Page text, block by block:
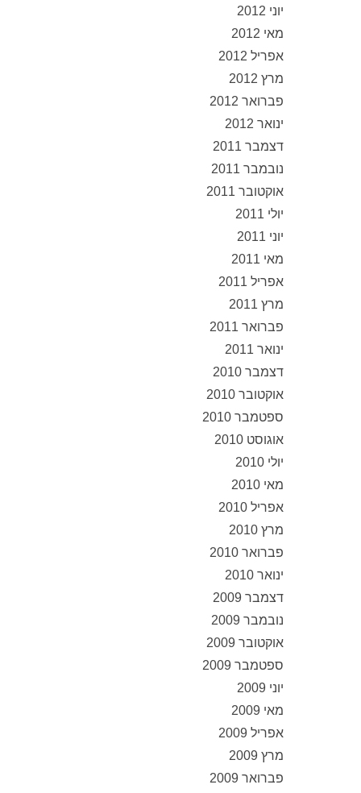
יוני 2012
מאי 2012
אפריל 2012
מרץ 2012
פברואר 2012
ינואר 2012
דצמבר 2011
נובמבר 2011
אוקטובר 2011
יולי 2011
יוני 2011
מאי 2011
אפריל 2011
מרץ 2011
פברואר 2011
ינואר 2011
דצמבר 2010
אוקטובר 2010
ספטמבר 2010
אוגוסט 2010
יולי 2010
מאי 2010
אפריל 2010
מרץ 2010
פברואר 2010
ינואר 2010
דצמבר 2009
נובמבר 2009
אוקטובר 2009
ספטמבר 2009
יוני 2009
מאי 2009
אפריל 2009
מרץ 2009
פברואר 2009